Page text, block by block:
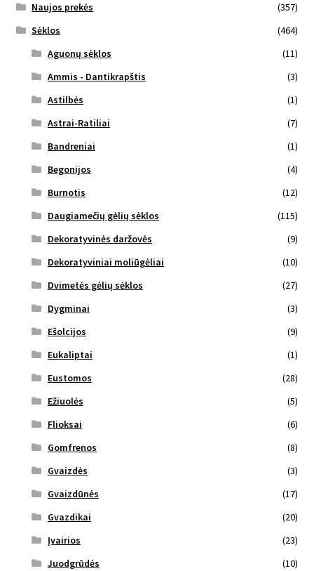
Naujos prekės
(357)
Sėklos
(464)
Aguonų sėklos
(11)
Ammis - Dantikrapštis
(3)
Astilbės
(1)
Astrai-Ratiliai
(7)
Bandreniai
(1)
Begonijos
(4)
Burnotis
(12)
Daugiamečių gėlių sėklos
(115)
Dekoratyvinės daržovės
(9)
Dekoratyviniai moliūgėliai
(10)
Dvimetės gėlių sėklos
(27)
Dygminai
(3)
Ešolcijos
(9)
Eukaliptai
(1)
Eustomos
(28)
Ežiuolės
(5)
Flioksai
(6)
Gomfrenos
(8)
Gvaizdės
(3)
Gvaizdūnės
(17)
Gvazdikai
(20)
Įvairios
(23)
Juodgrūdės
(10)